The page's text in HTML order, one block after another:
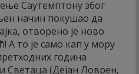
Саутемптону због
начин покушао да
отворено је ново
то је само кап у мору
година
Светаца (Дејан Ловрен,